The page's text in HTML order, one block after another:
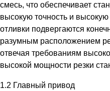
смесь, что обеспечивает
высокую точность и
отливки подвергаются
разумным расположением
отвечая требованиям
высокой мощности резки
1.2 Главный привод